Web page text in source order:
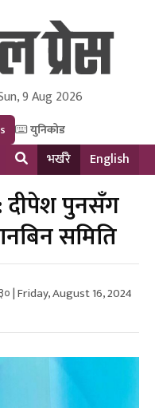
Pvt Ltd.
9 Aug 2026
युनिकोड
भर्खरै English
दीपेश पुनसँग
समिति
| Friday, August 16, 2024